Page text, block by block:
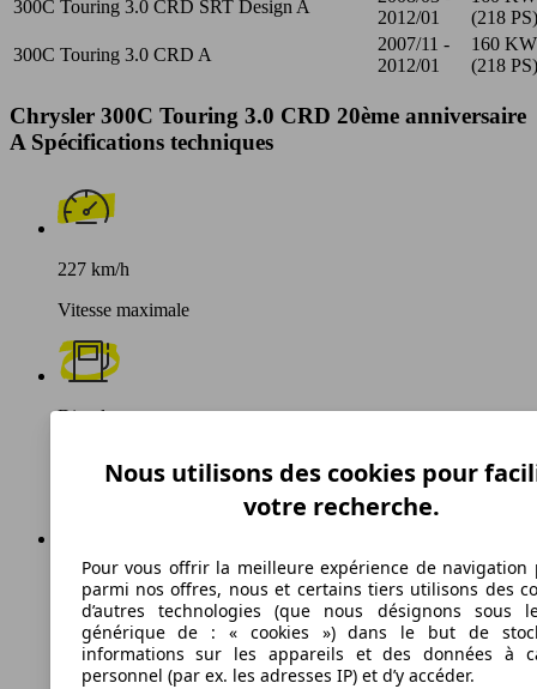
300C Touring 3.0 CRD SRT Design A
2012/01
(218 PS)
300C Touring 3.0 CRD A
2007/11 -
2012/01
160 KW
(218 PS)
Chrysler 300C Touring 3.0 CRD 20ème anniversaire
A Spécifications techniques
227 km/h
Vitesse maximale
Diesel
220 g/km
Émissions de CO2 (combinées)*
Nous utilisons des cookies pour
votre recherche.
Pour vous offrir la meilleure expérience de navigation
parmi nos offres, nous et certains tiers utilisons des
d’autres technologies (que nous désignons sous
générique de : « cookies ») dans le but de
informations sur les appareils et des données à
personnel (par ex. les adresses IP) et d’y accéder.